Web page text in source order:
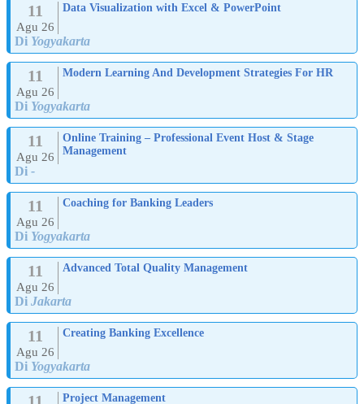
11
Agu 26
Data Visualization with Excel & PowerPoint
Di Yogyakarta
11
Agu 26
Modern Learning And Development Strategies For HR
Di Yogyakarta
11
Agu 26
Online Training – Professional Event Host & Stage
Management
Di -
11
Agu 26
Coaching for Banking Leaders
Di Yogyakarta
11
Agu 26
Advanced Total Quality Management
Di Jakarta
11
Agu 26
Creating Banking Excellence
Di Yogyakarta
Project Management